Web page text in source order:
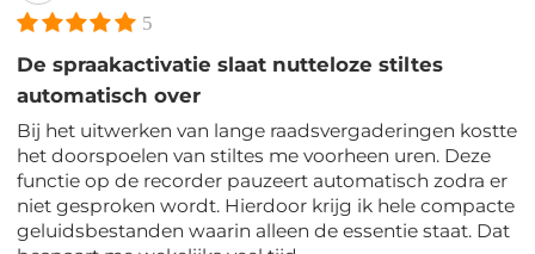
5
De spraakactivatie slaat nutteloze stiltes
automatisch over
Bij het uitwerken van lange raadsvergaderingen kostte
het doorspoelen van stiltes me voorheen uren. Deze
functie op de recorder pauzeert automatisch zodra er
niet gesproken wordt. Hierdoor krijg ik hele compacte
geluidsbestanden waarin alleen de essentie staat. Dat